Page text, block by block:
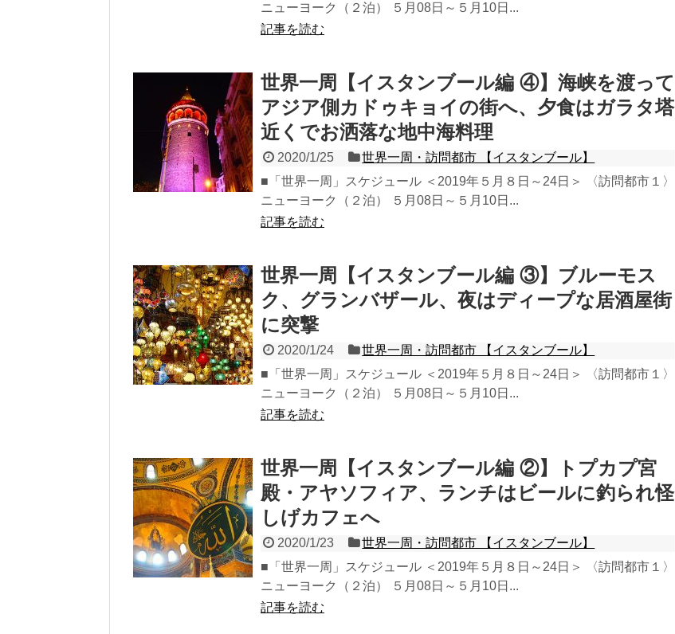
ニューヨーク（２泊） ５月08日～５月10日...
記事を読む
世界一周【イスタンブール編 ④】海峡を渡って
アジア側カドゥキョイの街へ、夕食はガラタ塔
近くでお洒落な地中海料理
2020/1/25
世界一周・訪問都市 【イスタンブール】
■「世界一周」スケジュール ＜2019年５月８日～24日＞ 〈訪問都市１〉
ニューヨーク（２泊） ５月08日～５月10日...
記事を読む
世界一周【イスタンブール編 ③】ブルーモス
ク、グランバザール、夜はディープな居酒屋街
に突撃
2020/1/24
世界一周・訪問都市 【イスタンブール】
■「世界一周」スケジュール ＜2019年５月８日～24日＞ 〈訪問都市１〉
ニューヨーク（２泊） ５月08日～５月10日...
記事を読む
世界一周【イスタンブール編 ②】トプカプ宮
殿・アヤソフィア、ランチはビールに釣られ怪
しげカフェへ
2020/1/23
世界一周・訪問都市 【イスタンブール】
■「世界一周」スケジュール ＜2019年５月８日～24日＞ 〈訪問都市１〉
ニューヨーク（２泊） ５月08日～５月10日...
記事を読む